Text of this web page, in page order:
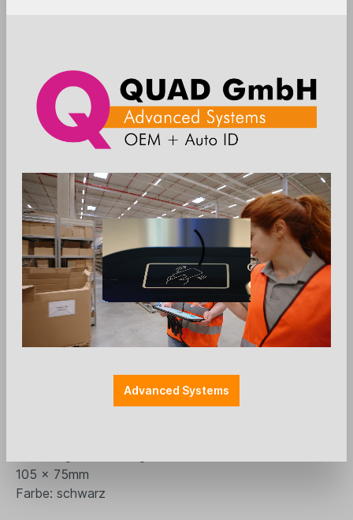
Die Preise werden nach der Aktivierung
angezeigt
Zum Merkzettel hinzufügen
Einzelteile Farbe: schwarz
Halterung Zubehör
Halterungen
Herstellerspezifisch Montage: MultiGrip
SpacePole - Halterung für Werbung an
EC-Terminals - schwarz
105 x 75mm
Farbe: schwarz
Advanced Systems